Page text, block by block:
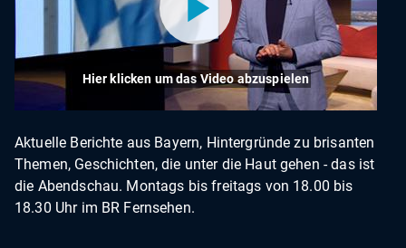
Hier klicken um das Video abzuspielen
Aktuelle Berichte aus Bayern, Hintergründe zu brisanten
Themen, Geschichten, die unter die Haut gehen - das ist
die Abendschau. Montags bis freitags von 18.00 bis
18.30 Uhr im BR Fernsehen.